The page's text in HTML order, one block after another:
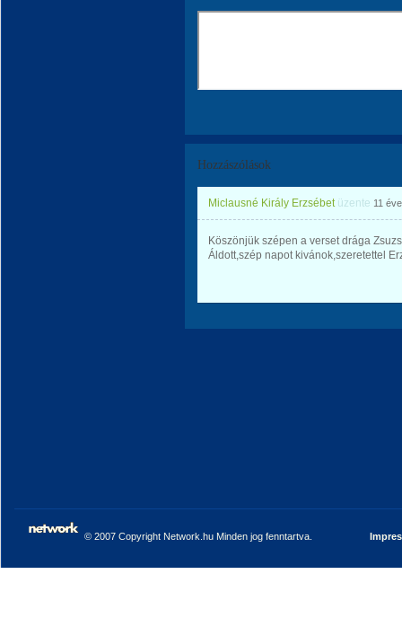
Hozzászólások
Miclausné Király Erzsébetüzente 11 éve
Köszönjük szépen a verset drága
Áldott,szép napot kivánok,szeretettel
© 2007 Copyright Network.hu Minden jog fenntartva.